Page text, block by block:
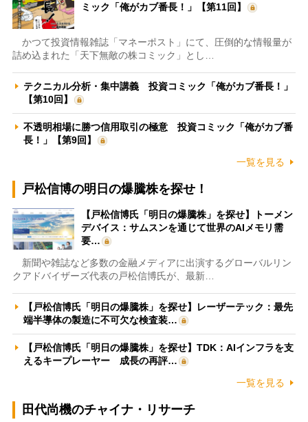
ミック「俺がカブ番長！」【第11回】
かつて投資情報雑誌「マネーポスト」にて、圧倒的な情報量が
詰め込まれた「天下無敵の株コミック」とし…
テクニカル分析・集中講義 投資コミック「俺がカブ番長！」
【第10回】
不透明相場に勝つ信用取引の極意 投資コミック「俺がカブ番
長！」【第9回】
一覧を見る
戸松信博の明日の爆騰株を探せ！
【戸松信博氏「明日の爆騰株」を探せ】トーメン
デバイス：サムスンを通じて世界のAIメモリ需
要…
新聞や雑誌など多数の金融メディアに出演するグローバルリン
クアドバイザーズ代表の戸松信博氏が、最新…
【戸松信博氏「明日の爆騰株」を探せ】レーザーテック：最先
端半導体の製造に不可欠な検査装…
【戸松信博氏「明日の爆騰株」を探せ】TDK：AIインフラを支
えるキープレーヤー 成長の再評…
一覧を見る
田代尚機のチャイナ・リサーチ